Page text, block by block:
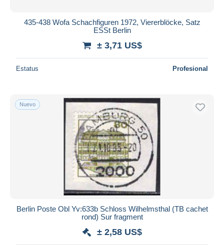
435-438 Wofa Schachfiguren 1972, Viererblöcke, Satz
ESSt Berlin
± 3,71 US$
Estatus Profesional
Nuevo
Berlin Poste Obl Yv:633b Schloss Wilhelmsthal (TB cachet
rond) Sur fragment
± 2,58 US$